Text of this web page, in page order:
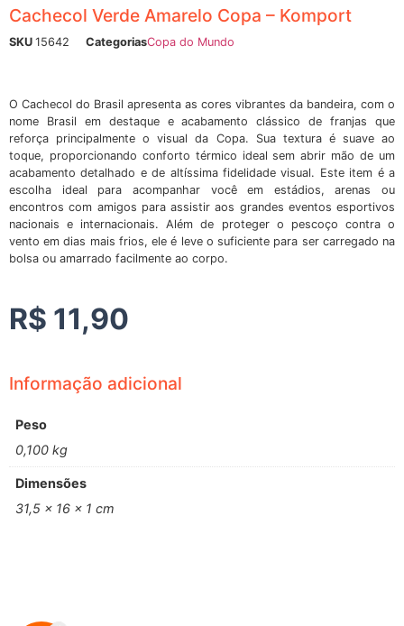
Cachecol Verde Amarelo Copa – Komport
SKU 15642 CategoriasCopa do Mundo
O Cachecol do Brasil apresenta as cores vibrantes da bandeira, com o
nome Brasil em destaque e acabamento clássico de franjas que
reforça principalmente o visual da Copa. Sua textura é suave ao
toque, proporcionando conforto térmico ideal sem abrir mão de um
acabamento detalhado e de altíssima fidelidade visual. Este item é a
escolha ideal para acompanhar você em estádios, arenas ou
encontros com amigos para assistir aos grandes eventos esportivos
nacionais e internacionais. Além de proteger o pescoço contra o
vento em dias mais frios, ele é leve o suficiente para ser carregado na
bolsa ou amarrado facilmente ao corpo.
R$ 11,90
Informação adicional
Peso
0,100 kg
Dimensões
31,5 × 16 × 1 cm